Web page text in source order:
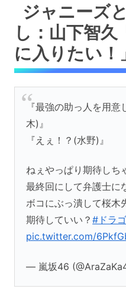
ジャニーズ
し：山下智久
に入りたい！
『最強の助っ人を用
木)』
『えぇ！？(水野)』
ねぇやっぱり期待しち
最終回にして弁護士に
ボコにぶっ潰して桜木
期待していい？#ドラ
pic.twitter.com/
— 嵐坂46